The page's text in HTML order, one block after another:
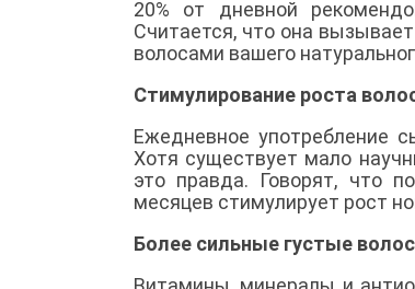
20% от дневной
Считается, что она
волосами вашего
Стимулирование роста
Ежедневное употребление
Хотя существует мало
это правда. Говорят, что
месяцев стимулирует рост
Более сильные густые